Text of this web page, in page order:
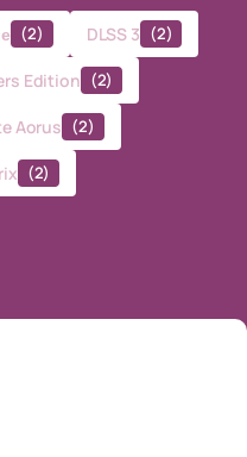
(2) DLSS 3 (2)
Edition (2)
Aorus (2)
(2)